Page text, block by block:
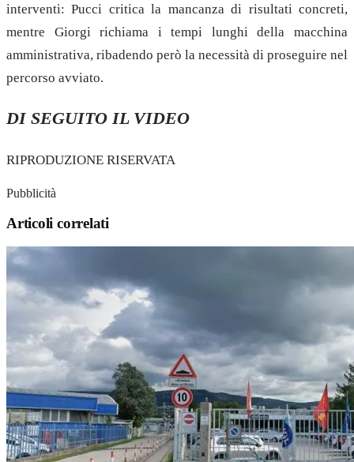
interventi: Pucci critica la mancanza di risultati concreti,
mentre Giorgi richiama i tempi lunghi della macchina
amministrativa, ribadendo però la necessità di proseguire nel
percorso avviato.
DI SEGUITO IL VIDEO
RIPRODUZIONE RISERVATA
Pubblicità
Articoli correlati